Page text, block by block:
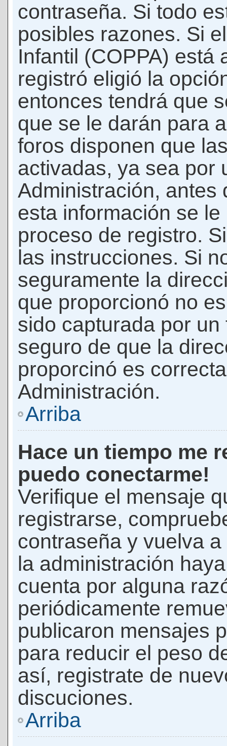
contraseña. Si todo
posibles razones. Si
Infantil (COPPA) está
registró eligió la
entonces tendrá que
que se le darán para
foros disponen que
activadas, ya sea por
Administración, antes
esta información se
proceso de registro.
las instrucciones. Si
seguramente la
que proporcionó no
sido capturada por
seguro de que la
proporcinó es
Administración.
Arriba
Hace un tiempo me
puedo conectarme!
Verifique el mensaje
registrarse,
contraseña y vuelva
la administración
cuenta por alguna
periódicamente
publicaron mensajes
para reducir el peso
así, registrate de
discuciones.
Arriba